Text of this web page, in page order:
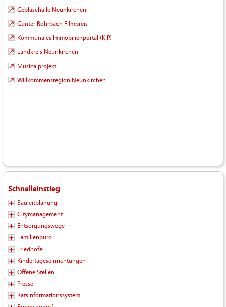
Gebläsehalle Neunkirchen
Günter Rohrbach Filmpreis
Kommunales Immobilienportal (KIP)
Landkreis Neunkirchen
Musicalprojekt
Willkommensregion Neunkirchen
Schnelleinstieg
Bauleitplanung
Citymanagement
Entsorgungswege
Familienbüro
Friedhöfe
Kindertageseinrichtungen
Offene Stellen
Presse
Ratsinformationssystem